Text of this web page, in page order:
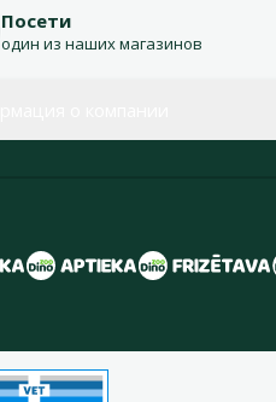
Посети
один из наших магазинов